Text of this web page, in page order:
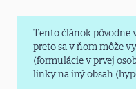
Tento článok pôvodne
preto sa v ňom môže
(formulácie v prvej
linky na iný obsah